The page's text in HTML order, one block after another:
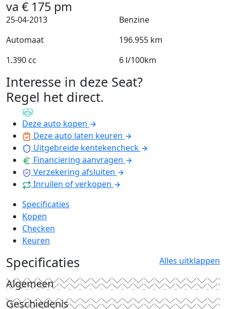
va € 175 pm
25-04-2013
Benzine
Automaat
196.955 km
1.390 cc
6 l/100km
Interesse in deze Seat?
Regel het direct.
Deze auto kopen
Deze auto laten keuren
Uitgebreide kentekencheck
Financiering aanvragen
Verzekering afsluiten
Inruilen of verkopen
Specificaties
Kopen
Checken
Keuren
Specificaties Alles uitklappen
Algemeen
Geschiedenis